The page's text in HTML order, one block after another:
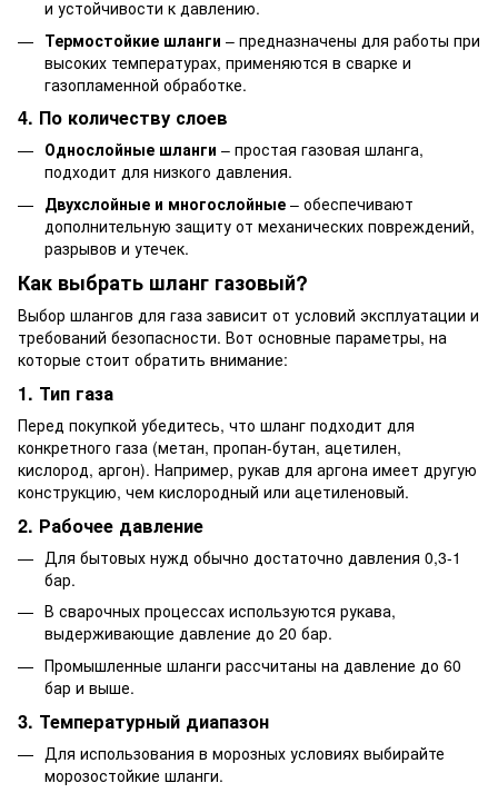
и устойчивости к давлению.
Термостойкие шланги – предназначены для работы при
высоких температурах, применяются в сварке и
газопламенной обработке.
4. По количеству слоев
Однослойные шланги – простая газовая шланга,
подходит для низкого давления.
Двухслойные и многослойные – обеспечивают
дополнительную защиту от механических повреждений,
разрывов и утечек.
Как выбрать шланг газовый?
Выбор шлангов для газа зависит от условий эксплуатации и
требований безопасности. Вот основные параметры, на
которые стоит обратить внимание:
1. Тип газа
Перед покупкой убедитесь, что шланг подходит для
конкретного газа (метан, пропан-бутан, ацетилен,
кислород, аргон). Например, рукав для аргона имеет другую
конструкцию, чем кислородный или ацетиленовый.
2. Рабочее давление
Для бытовых нужд обычно достаточно давления 0,3-1
бар.
В сварочных процессах используются рукава,
выдерживающие давление до 20 бар.
Промышленные шланги рассчитаны на давление до 60
бар и выше.
3. Температурный диапазон
Для использования в морозных условиях выбирайте
морозостойкие шланги.